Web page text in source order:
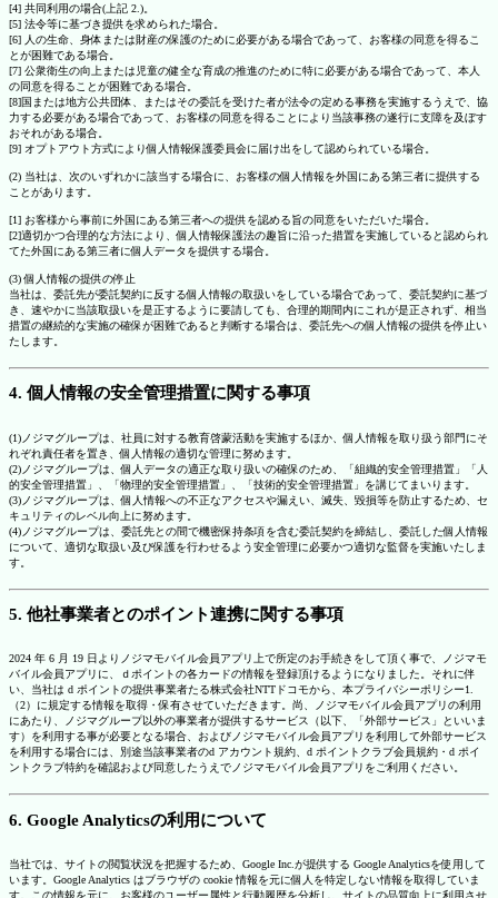
[4] 共同利用の場合(上記 2.)。
[5] 法令等に基づき提供を求められた場合。
[6] 人の生命、身体または財産の保護のために必要がある場合であって、お客様の同意を得るこ
とが困難である場合。
[7] 公衆衛生の向上または児童の健全な育成の推進のために特に必要がある場合であって、本人
の同意を得ることが困難である場合。
[8]国または地方公共団体、またはその委託を受けた者が法令の定める事務を実施するうえで、協
力する必要がある場合であって、お客様の同意を得ることにより当該事務の遂行に支障を及ぼす
おそれがある場合。
[9] オプトアウト方式により個人情報保護委員会に届け出をして認められている場合。
(2) 当社は、次のいずれかに該当する場合に、お客様の個人情報を外国にある第三者に提供する
ことがあります。
[1] お客様から事前に外国にある第三者への提供を認める旨の同意をいただいた場合。
[2]適切かつ合理的な方法により、個人情報保護法の趣旨に沿った措置を実施していると認められ
てた外国にある第三者に個人データを提供する場合。
(3) 個人情報の提供の停止
当社は、委託先が委託契約に反する個人情報の取扱いをしている場合であって、委託契約に基づ
き、速やかに当該取扱いを是正するように要請しても、合理的期間内にこれが是正されず、相当
措置の継続的な実施の確保が困難であると判断する場合は、委託先への個人情報の提供を停止い
たします。
4. 個人情報の安全管理措置に関する事項
(1)ノジマグループは、社員に対する教育啓蒙活動を実施するほか、個人情報を取り扱う部門にそ
れぞれ責任者を置き、個人情報の適切な管理に努めます。
(2)ノジマグループは、個人データの適正な取り扱いの確保のため、「組織的安全管理措置」「人
的安全管理措置」、「物理的安全管理措置」、「技術的安全管理措置」を講じてまいります。
(3)ノジマグループは、個人情報への不正なアクセスや漏えい、滅失、毀損等を防止するため、セ
キュリティのレベル向上に努めます。
(4)ノジマグループは、委託先との間で機密保持条項を含む委託契約を締結し、委託した個人情報
について、適切な取扱い及び保護を行わせるよう安全管理に必要かつ適切な監督を実施いたしま
す。
5. 他社事業者とのポイント連携に関する事項
2024 年 6 月 19 日よりノジマモバイル会員アプリ上で所定のお手続きをして頂く事で、ノジマモ
バイル会員アプリに、ｄポイントの各カードの情報を登録頂けるようになりました。それに伴
い、当社は d ポイントの提供事業者たる株式会社NTTドコモから、本プライバシーポリシー1.
（2）に規定する情報を取得・保有させていただきます。尚、ノジマモバイル会員アプリの利用
にあたり、ノジマグループ以外の事業者が提供するサービス（以下、「外部サービス」といいま
す）を利用する事が必要となる場合、およびノジマモバイル会員アプリを利用して外部サービス
を利用する場合には、別途当該事業者のd アカウント規約、d ポイントクラブ会員規約・d ポイ
ントクラブ特約を確認および同意したうえでノジマモバイル会員アプリをご利用ください。
6. Google Analyticsの利用について
当社では、サイトの閲覧状況を把握するため、Google Inc.が提供する Google Analyticsを使用して
います。Google Analytics はブラウザの cookie 情報を元に個人を特定しない情報を取得していま
す。この情報を元に、お客様のユーザー属性と行動履歴を分析し、サイトの品質向上に利用させ